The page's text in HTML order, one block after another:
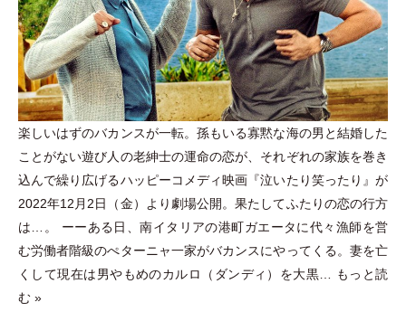
楽しいはずのバカンスが一転。孫もいる寡黙な海の男と結婚した
ことがない遊び人の老紳士の運命の恋が、それぞれの家族を巻き
込んで繰り広げるハッピーコメディ映画『泣いたり笑ったり』が
2022年12月2日
（金） より劇場公開。果たしてふたりの恋の行方
は…。 ーーある日、南イタリアの港町ガエータに代々漁師を営
む労働者階級のぺターニャ一家がバカンスにやってくる。妻を亡
くして現在は男やもめのカルロ
（ ダンディ ） を大黒… もっと読
む »